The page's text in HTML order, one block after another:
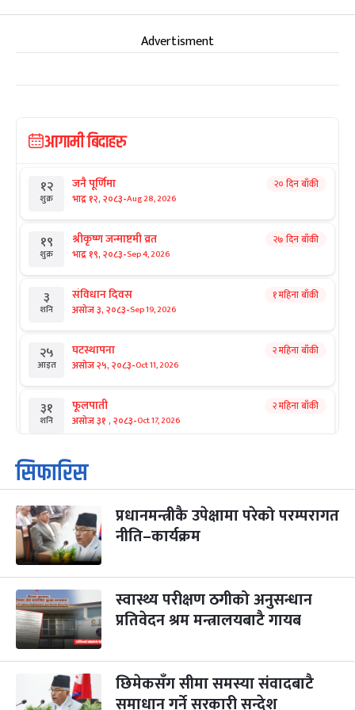
Advertisment
आगामी बिदाहरु
१२
शुक्र
जनै पूर्णिमा
भाद्र १२, २०८३-Aug 28, 2026
२० दिन बाँकी
१९
शुक्र
श्रीकृष्ण जन्माष्टमी व्रत
भाद्र १९, २०८३-Sep 4, 2026
२७ दिन बाँकी
३
शनि
संविधान दिवस
असोज ३, २०८३-Sep 19, 2026
१ महिना बाँकी
२५
आइत
घटस्थापना
असोज २५, २०८३-Oct 11, 2026
२ महिना बाँकी
३१
शनि
फूलपाती
असोज ३१ , २०८३-Oct 17, 2026
२ महिना बाँकी
१
आइत
कार्तिक सङ्क्रान्ति
कार्तिक १, २०८३
३
मंगल
महानवमी
कार्तिक ३, २०८३-Oct 20, 2026
२ महिना बाँकी
४
बुध
विजयादशमी
कार्तिक ४, २०८३
५
बिहि
पापा‌ङ्कुशा एकादशी व्रत
कार्तिक ५, २०८३
२ महिना बाँकी
२२
आइत
कुकुर तिहार
कार्तिक २२, २०८३-Nov 8, 2026
३ महिना बाँकी
सिफारिस
प्रधानमन्त्रीकै उपेक्षामा परेको परम्परागत
नीति–कार्यक्रम
स्वास्थ्य परीक्षण ठगीको अनुसन्धान
प्रतिवेदन श्रम मन्त्रालयबाटै गायब
छिमेकसँग सीमा समस्या संवादबाटै
समाधान गर्ने सरकारी सन्देश